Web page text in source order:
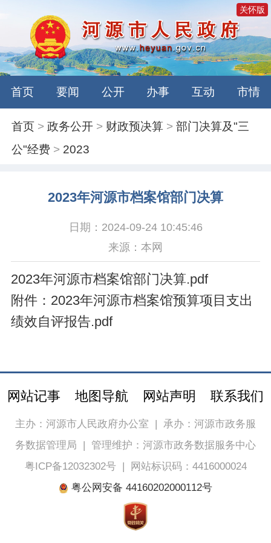
关怀版
首页 要闻 公开 办事 互动 市情
首页 >政务公开 > 财政预决算 >部门决算及"三
公"经费 > 2023
2023年河源市档案馆部门决算
日期：2024-09-24 10:45:46
来源：本网
2023年河源市档案馆部门决算.pdf
附件：2023年河源市档案馆预算项目支出
绩效自评报告.pdf
网站记事 地图导航 网站声明 联系我们
主办：河源市人民政府办公室 | 承办：河源市政务服
务数据管理局 | 管理维护：河源市政务数据服务中心
粤ICP备12032302号|
网站标识码：4416000024
粤公网安备 44160202000112号